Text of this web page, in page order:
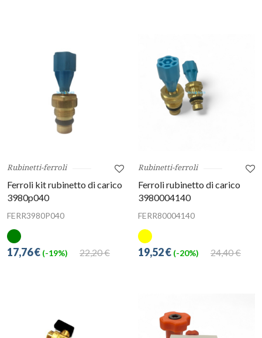
Rubinetti-ferroli
Ferroli kit rubinetto di carico
3980p040
FERR3980P040
22,20 €
17,76 € (-19%)
Rubinetti-ferroli
Ferroli rubinetto di carico
3980004140
FERR80004140
24,40 €
19,52 € (-20%)